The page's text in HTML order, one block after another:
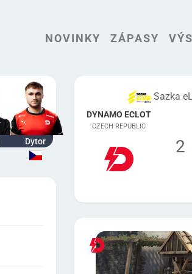
NOVINKY ZÁPASY
Dytor
Sazka
DYNAMO ECLOT
CZECH REPUBLIC
2